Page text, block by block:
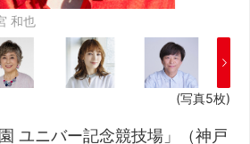
和也
(写真5枚)
ユニバー記念競技場」（神戸